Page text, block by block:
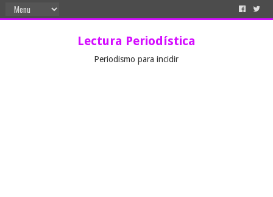
Lectura Periodística
Periodismo para incidir